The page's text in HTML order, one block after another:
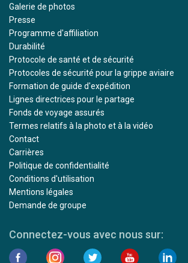
Galerie de photos
Presse
Programme d'affiliation
Durabilité
Protocole de santé et de sécurité
Protocoles de sécurité pour la grippe aviaire
Formation de guide d'expédition
Lignes directrices pour le partage
Fonds de voyage assurés
Termes relatifs à la photo et à la vidéo
Contact
Carrières
Politique de confidentialité
Conditions d'utilisation
Mentions légales
Demande de groupe
Connectez-vous avec nous sur: